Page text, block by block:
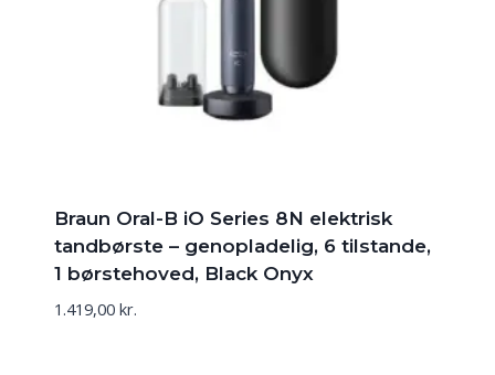
Braun Oral-B iO Series 8N elektrisk
tandbørste – genopladelig, 6 tilstande,
1 børstehoved, Black Onyx
1.419,00 kr.